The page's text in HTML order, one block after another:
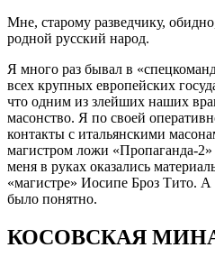
Мне, старому разведчику,
родной русский народ.
Я много раз бывал в
всех крупных европейских
что одним из злейших наших
масонство. Я по своей
контакты с итальянскими
магистром ложи «Пропаганда-
меня в руках оказались
«магистре» Иосипе Броз Тито. А
было понятно.
КОСОВСКАЯ